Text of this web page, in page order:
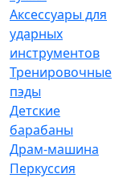
Аксессуары для
ударных
инструментов
Тренировочные
пэды
Детские
барабаны
Драм-машина
Перкуссия